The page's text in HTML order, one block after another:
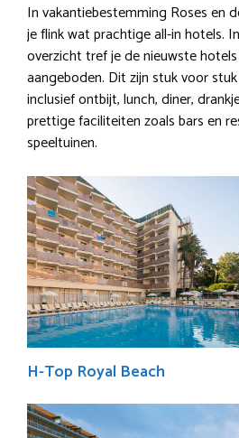
In vakantiebestemming Roses en
je flink wat prachtige all-in hotels.
overzicht tref je de nieuwste
aangeboden. Dit zijn stuk voor
inclusief ontbijt, lunch, diner,
prettige faciliteiten zoals bars en
speeltuinen.
H-Top Royal Beach